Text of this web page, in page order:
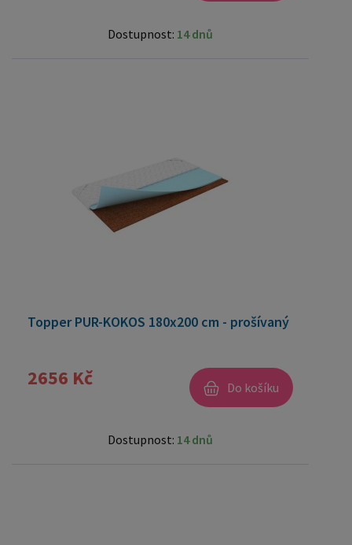
Dostupnost: 14 dnů
Topper PUR-KOKOS 180x200 cm - prošívaný
2656 Kč Do košíku
Dostupnost: 14 dnů